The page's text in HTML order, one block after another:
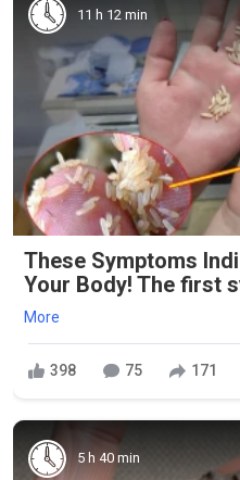
11 h 12 min
These Symptoms
Your Body! The first
More
398 75 171
5 h 40 min